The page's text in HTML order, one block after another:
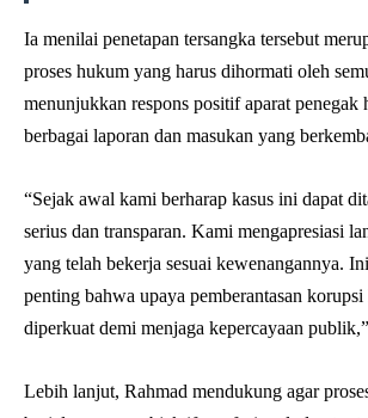
Ia menilai penetapan tersangka tersebut
proses hukum yang harus dihormati oleh
menunjukkan respons positif aparat penegak
berbagai laporan dan masukan yang
“Sejak awal kami berharap kasus ini dapat
serius dan transparan. Kami mengapresiasi
yang telah bekerja sesuai kewenangannya.
penting bahwa upaya pemberantasan korupsi
diperkuat demi menjaga kepercayaan
Lebih lanjut, Rahmad mendukung agar